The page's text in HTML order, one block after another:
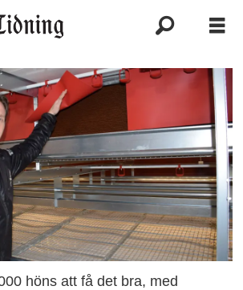
höns att få det bra, med